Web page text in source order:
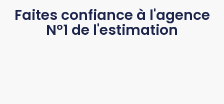
Faites confiance à l'agence
N°1 de l'estimation